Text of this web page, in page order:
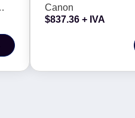
Canon
$837.36 + IVA